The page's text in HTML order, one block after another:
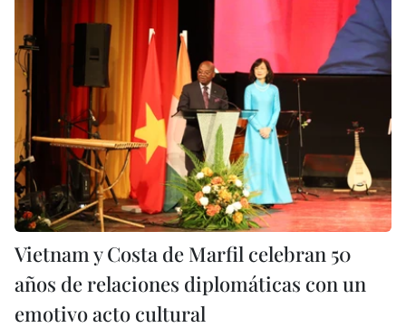
Vietnam y Costa de Marfil celebran 50
años de relaciones diplomáticas con un
emotivo acto cultural